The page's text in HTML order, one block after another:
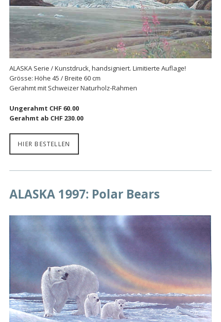
ALASKA Serie / Kunstdruck, handsigniert. Limitierte Auflage!
Grösse: Höhe 45 / Breite 60 cm
Gerahmt mit Schweizer Naturholz-Rahmen
Ungerahmt CHF 60.00
Gerahmt ab CHF 230.00
HIER BESTELLEN
ALASKA 1997: Polar Bears